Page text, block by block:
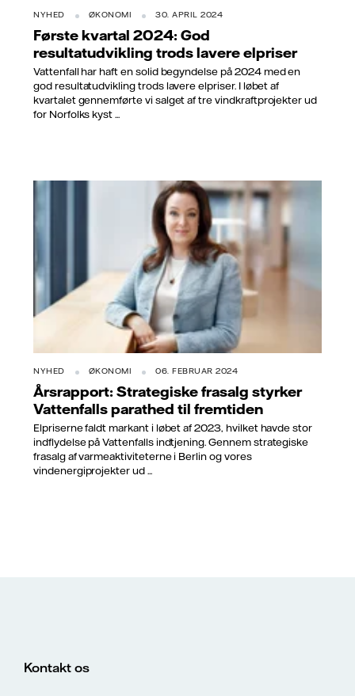
NYHED ØKONOMI 30. APRIL 2024
Første kvartal 2024: God
resultatudvikling trods lavere elpriser
Vattenfall har haft en solid begyndelse på 2024 med en
god resultatudvikling trods lavere elpriser. I løbet af
kvartalet gennemførte vi salget af tre vindkraftprojekter ud
for Norfolks kyst ...
NYHED ØKONOMI 06. FEBRUAR 2024
Årsrapport: Strategiske frasalg styrker
Vattenfalls parathed til fremtiden
Elpriserne faldt markant i løbet af 2023, hvilket havde stor
indflydelse på Vattenfalls indtjening. Gennem strategiske
frasalg af varmeaktiviteterne i Berlin og vores
vindenergiprojekter ud ...
Kontakt os